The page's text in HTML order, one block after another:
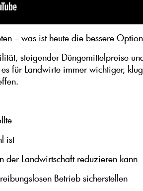
– was ist heute die bessere
steigender Düngemittelpreise
für Landwirte immer wichtiger,
ist
der Landwirtschaft reduzieren kann
Betrieb sicherstellen